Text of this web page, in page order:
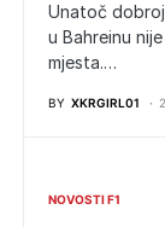
Unatoč dobroj
u Bahreinu
mjesta.…
BY XKRGIRL01
NOVOSTI F1